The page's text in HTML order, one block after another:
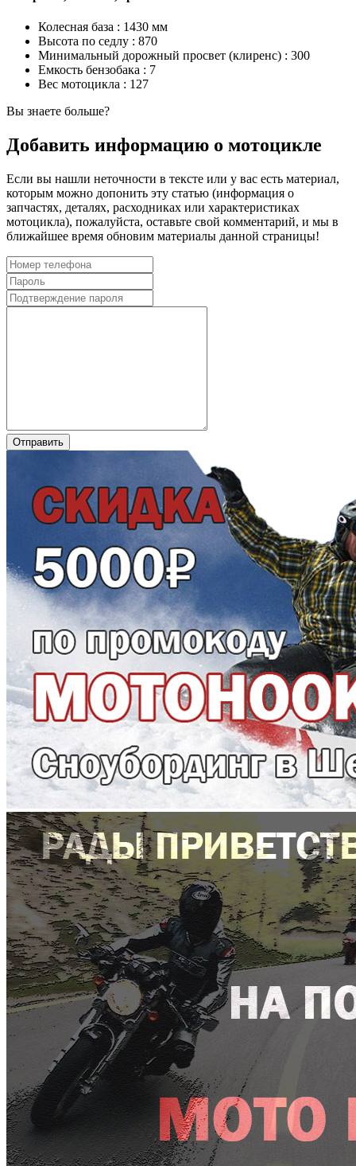
Колесная база : 1430 мм
Высота по седлу : 870
Минимальный дорожный просвет (клиренс) : 300
Емкость бензобака : 7
Вес мотоцикла : 127
Вы знаете больше?
Добавить информацию о мотоцикле
Если вы нашли неточности в тексте или у вас есть материал,
которым можно допонить эту статью (информация о
запчастях, деталях, расходниках или характеристиках
мотоцикла), пожалуйста, оставьте свой комментарий, и мы в
ближайшее время обновим материалы данной страницы!
Отправить